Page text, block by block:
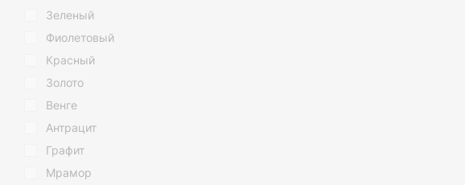
Зеленый
Фиолетовый
Красный
Золото
Венге
Антрацит
Графит
Мрамор